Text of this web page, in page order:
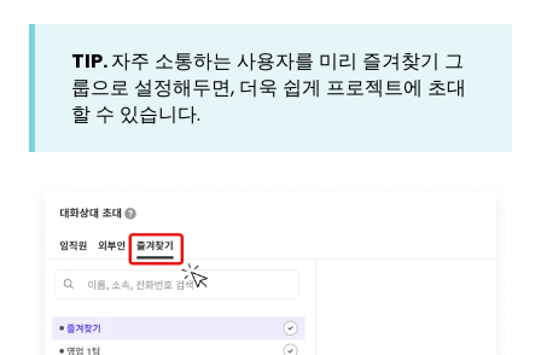
TIP.자주 소통하는 사용자를 미리 즐겨찾기 그
룹으로 설정해두면, 더욱 쉽게 프로젝트에 초대
할 수 있습니다.